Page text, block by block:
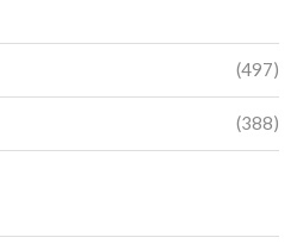
(497)
(388)